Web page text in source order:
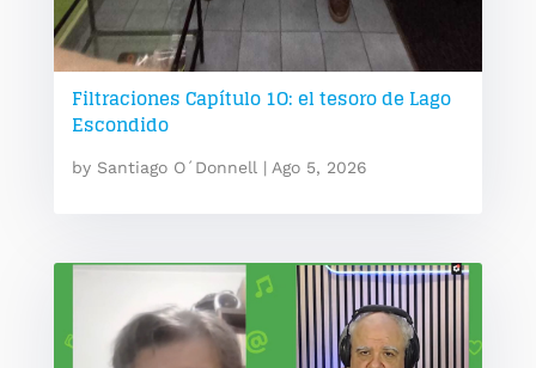
Filtraciones Capítulo 1O: el tesoro de Lago
Escondido
by Santiago O´Donnell | Ago 5, 2026